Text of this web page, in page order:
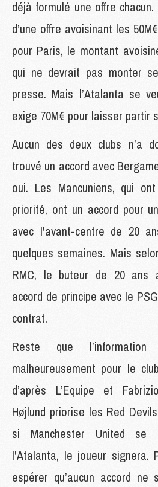
déjà formulé une offre
d’une offre avoisinant les
pour Paris, le montant
qui ne devrait pas monter
presse. Mais l’Atalanta se
exige 70M€ pour laisser partir
Aucun des deux clubs n’a
trouvé un accord avec
oui. Les Mancuniens, qui
priorité, ont un accord pour
avec l'avant-centre de 20
quelques semaines. Mais
RMC, le buteur de 20 ans
accord de principe avec le
contrat.
Reste que
malheureusement pour le
d’après L’Equipe et
Højlund priorise les Red
si Manchester United se
l'Atalanta, le joueur signera.
espérer qu’aucun accord